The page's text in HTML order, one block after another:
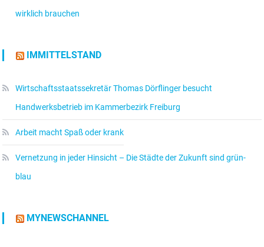
wirklich brauchen
IMMITTELSTAND
Wirtschaftsstaatssekretär Thomas Dörflinger besucht
Handwerksbetrieb im Kammerbezirk Freiburg
Arbeit macht Spaß oder krank
Vernetzung in jeder Hinsicht – Die Städte der Zukunft sind grün-
blau
MYNEWSCHANNEL